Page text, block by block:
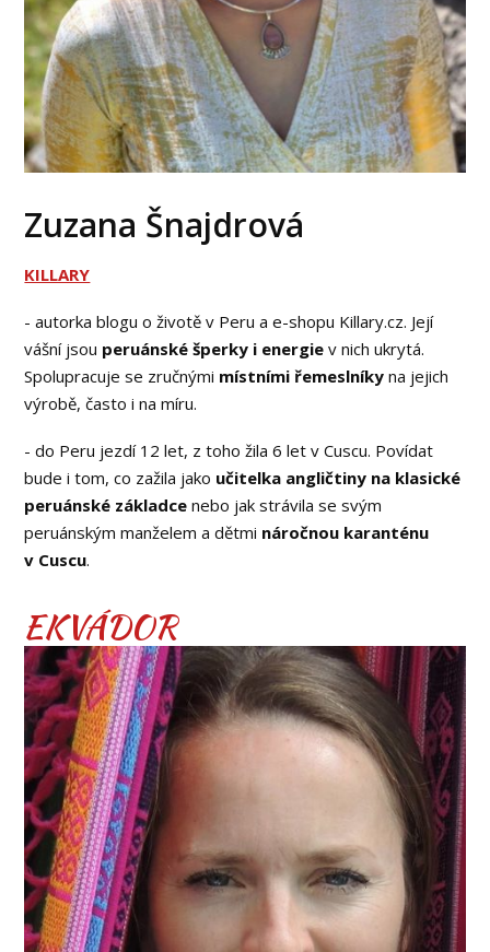
Zuzana Šnajdrová
KILLARY
- autorka blogu o životě v Peru a e-shopu Killary.cz. Její
vášní jsou peruánské šperky i energie v nich ukrytá.
Spolupracuje se zručnými místními řemeslníky na jejich
výrobě, často i na míru.
- do Peru jezdí 12 let, z toho žila 6 let v Cuscu. Povídat
bude i tom, co zažila jako učitelka angličtiny na klasické
peruánské základce nebo jak strávila se svým
peruánským manželem a dětmi náročnou karanténu
v Cuscu.
EKVÁDOR